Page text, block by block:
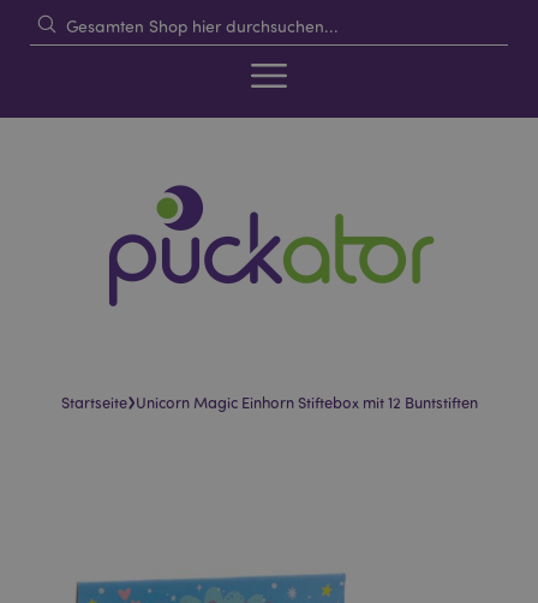
Startseite›Unicorn Magic Einhorn Stiftebox mit 12 Buntstiften
images
images